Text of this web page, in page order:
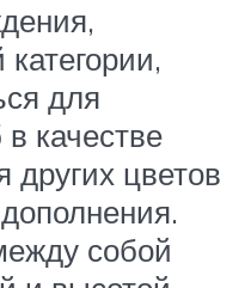
для
качестве
других цветов
собой